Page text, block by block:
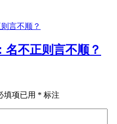
名不正则言不顺？
填项已用 * 标注